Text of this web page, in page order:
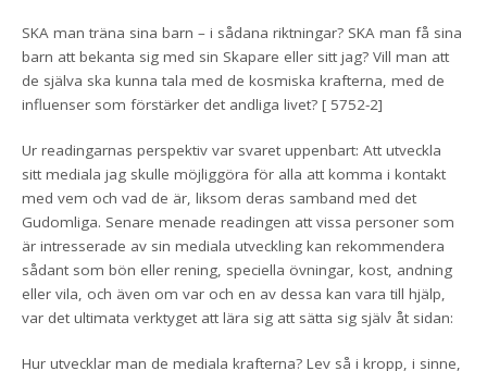
SKA man träna sina barn – i sådana riktningar? SKA man få sina
barn att bekanta sig med sin Skapare eller sitt jag? Vill man att
de själva ska kunna tala med de kosmiska krafterna, med de
influenser som förstärker det andliga livet? [ 5752-2]
Ur readingarnas perspektiv var svaret uppenbart: Att utveckla
sitt mediala jag skulle möjliggöra för alla att komma i kontakt
med vem och vad de är, liksom deras samband med det
Gudomliga. Senare menade readingen att vissa personer som
är intresserade av sin mediala utveckling kan rekommendera
sådant som bön eller rening, speciella övningar, kost, andning
eller vila, och även om var och en av dessa kan vara till hjälp,
var det ultimata verktyget att lära sig att sätta sig själv åt sidan:
Hur utvecklar man de mediala krafterna? Lev så i kropp, i sinne,